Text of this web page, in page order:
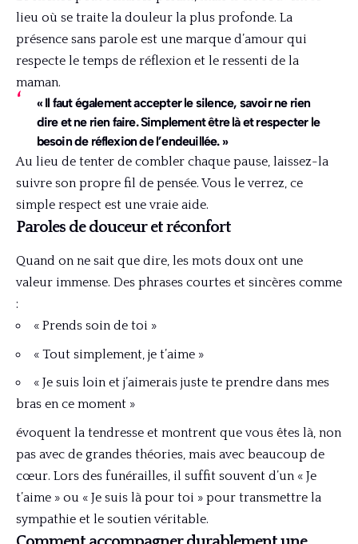
lieu où se traite la douleur la plus profonde. La
présence sans parole est une marque d’amour qui
respecte le temps de réflexion et le ressenti de la
maman.
« Il faut également accepter le silence, savoir ne rien
dire et ne rien faire. Simplement être là et respecter le
besoin de réflexion de l’endeuillée. »
Au lieu de tenter de combler chaque pause, laissez-la
suivre son propre fil de pensée. Vous le verrez, ce
simple respect est une vraie aide.
Paroles de douceur et réconfort
Quand on ne sait que dire, les mots doux ont une
valeur immense. Des phrases courtes et sincères comme
:
« Prends soin de toi »
« Tout simplement, je t’aime »
« Je suis loin et j’aimerais juste te prendre dans mes
bras en ce moment »
évoquent la tendresse et montrent que vous êtes là, non
pas avec de grandes théories, mais avec beaucoup de
cœur. Lors des funérailles, il suffit souvent d’un « Je
t’aime » ou « Je suis là pour toi » pour transmettre la
sympathie et le soutien véritable.